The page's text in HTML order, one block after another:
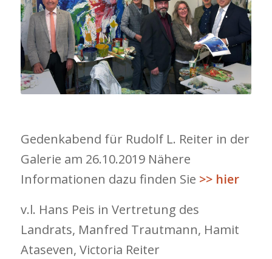
Gedenkabend für Rudolf L. Reiter in der
Galerie am 26.10.2019 Nähere
Informationen dazu finden Sie >> hier
v.l. Hans Peis in Vertretung des
Landrats, Manfred Trautmann, Hamit
Ataseven, Victoria Reiter